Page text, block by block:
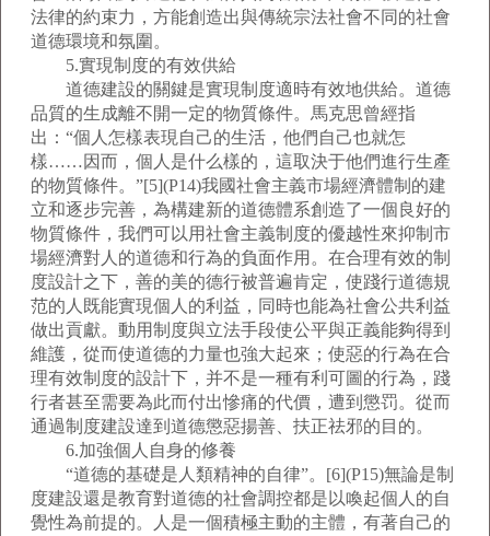
法律的約束力，方能創造出與傳統宗法社會不同的社會
道德環境和氛圍。
5.實現制度的有效供給
道德建設的關鍵是實現制度適時有效地供給。道德
品質的生成離不開一定的物質條件。馬克思曾經指
出：“個人怎樣表現自己的生活，他們自己也就怎
樣……因而，個人是什么樣的，這取決于他們進行生產
的物質條件。”[5](P14)我國社會主義市場經濟體制的建
立和逐步完善，為構建新的道德體系創造了一個良好的
物質條件，我們可以用社會主義制度的優越性來抑制市
場經濟對人的道德和行為的負面作用。在合理有效的制
度設計之下，善的美的德行被普遍肯定，使踐行道德規
范的人既能實現個人的利益，同時也能為社會公共利益
做出貢獻。動用制度與立法手段使公平與正義能夠得到
維護，從而使道德的力量也強大起來；使惡的行為在合
理有效制度的設計下，并不是一種有利可圖的行為，踐
行者甚至需要為此而付出慘痛的代價，遭到懲罚。從而
通過制度建設達到道德懲惡揚善、扶正祛邪的目的。
6.加強個人自身的修養
“道德的基礎是人類精神的自律”。[6](P15)無論是制
度建設還是教育對道德的社會調控都是以喚起個人的自
覺性為前提的。人是一個積極主動的主體，有著自己的